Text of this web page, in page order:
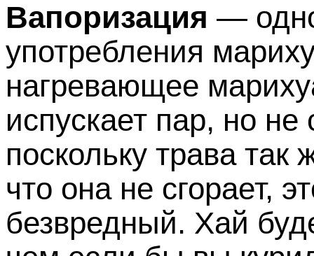
Вапоризация —
употребления
нагревающее
испускает пар, но не
поскольку трава так
что она не сгорает,
безвредный. Хай